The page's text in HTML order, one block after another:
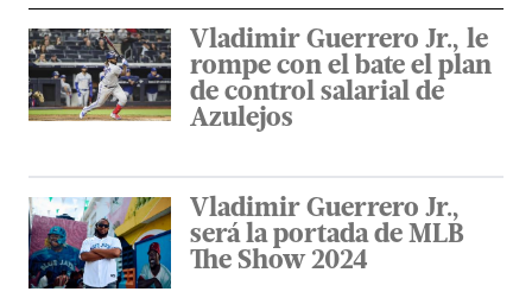
Vladimir Guerrero Jr., le
rompe con el bate el plan
de control salarial de
Azulejos
Vladimir Guerrero Jr.,
será la portada de MLB
The Show 2024